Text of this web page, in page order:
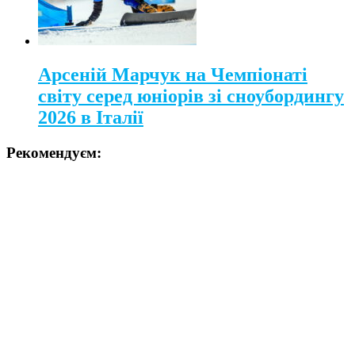
Арсеній Марчук на Чемпіонаті
світу серед юніорів зі сноубордингу
2026 в Італії
Рекомендуєм: